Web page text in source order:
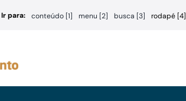
Ir para: conteúdo [1] menu [2] busca [3] rodapé [4]